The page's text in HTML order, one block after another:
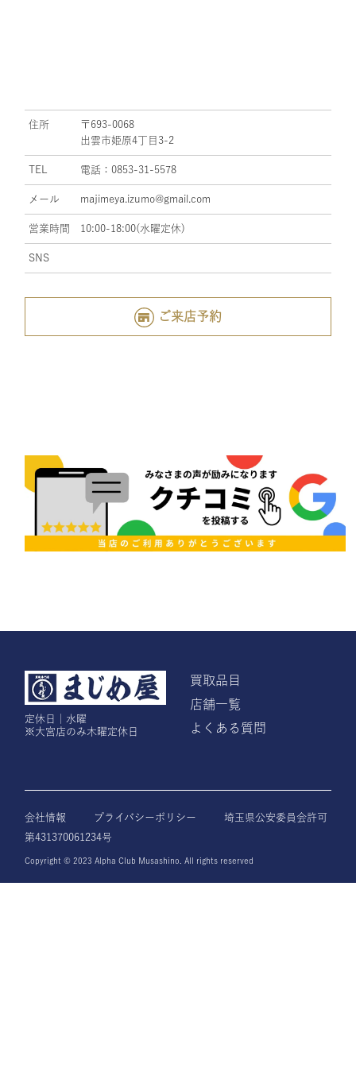
住所
〒693-0068
出雲市姫原4丁目3-2
TEL 電話：0853-31-5578
メール majimeya.izumo@gmail.com
営業時間 10:00-18:00(水曜定休)
SNS
ご来店予約
定休日｜水曜
※大宮店のみ木曜定休日
買取品目
店舗一覧
よくある質問
会社情報 プライバシーポリシー
埼玉県公安委員会許可
第431370061234号
Copyright © 2023 Alpha Club Musashino. All rights reserved